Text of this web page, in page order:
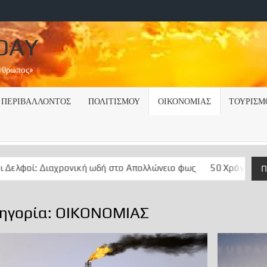
ΠΕΡΙΒΑΛΛΟΝΤΟΣ ΠΟΛΙΤΙΣΜΟΥ ΟΙΚΟΝΟΜΙΑΣ
ωδή στο Απολλώνειο φως 50 Χρόνια
ΟΙΚΟΝΟΜΙΑΣ